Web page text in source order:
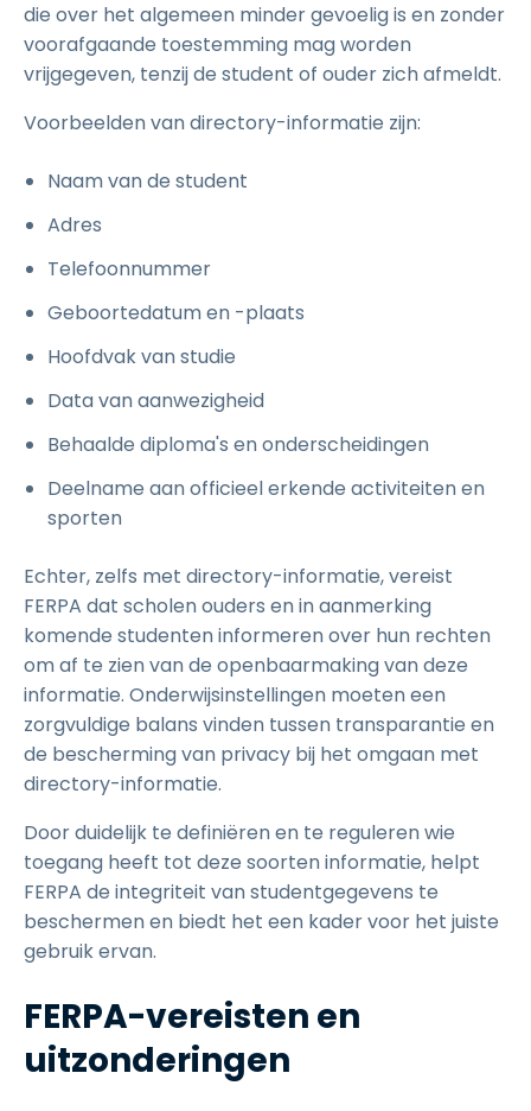
die over het algemeen minder gevoelig is en zonder
voorafgaande toestemming mag worden
vrijgegeven, tenzij de student of ouder zich afmeldt.
Voorbeelden van directory-informatie zijn:
Naam van de student
Adres
Telefoonnummer
Geboortedatum en -plaats
Hoofdvak van studie
Data van aanwezigheid
Behaalde diploma's en onderscheidingen
Deelname aan officieel erkende activiteiten en
sporten
Echter, zelfs met directory-informatie, vereist
FERPA dat scholen ouders en in aanmerking
komende studenten informeren over hun rechten
om af te zien van de openbaarmaking van deze
informatie. Onderwijsinstellingen moeten een
zorgvuldige balans vinden tussen transparantie en
de bescherming van privacy bij het omgaan met
directory-informatie.
Door duidelijk te definiëren en te reguleren wie
toegang heeft tot deze soorten informatie, helpt
FERPA de integriteit van studentgegevens te
beschermen en biedt het een kader voor het juiste
gebruik ervan.
FERPA-vereisten en
uitzonderingen